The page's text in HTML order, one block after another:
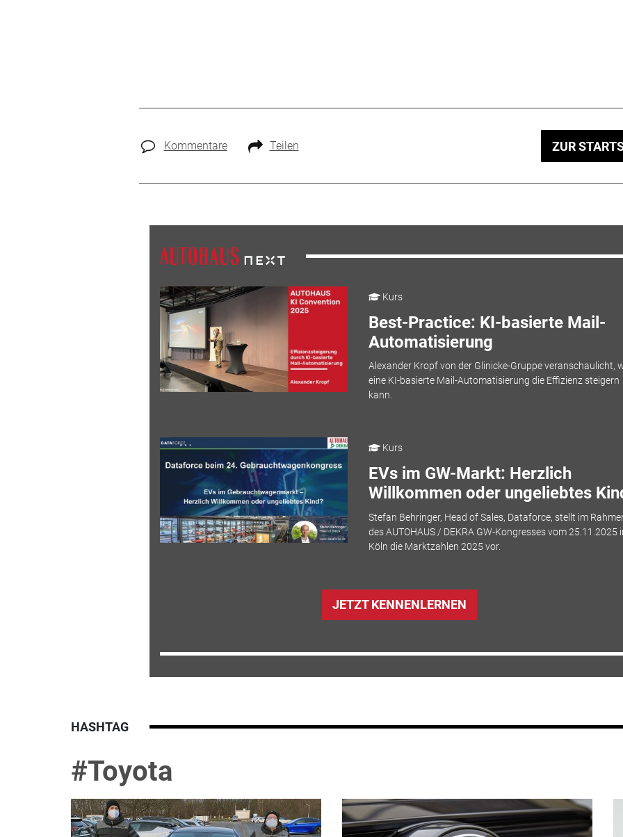
Kommentare Teilen ZUR
Kurs
Best-Practice: KI-basierte Mail-
Automatisierung
Alexander Kropf von der Glinicke-Gruppe veranschaulicht,
eine KI-basierte Mail-Automatisierung die Effizienz steigern
kann.
Kurs
EVs im GW-Markt: Herzlich
Willkommen oder ungeliebtes
Stefan Behringer, Head of Sales, Dataforce, stellt im
des AUTOHAUS / DEKRA GW-Kongresses vom 25.11.2025
Köln die Marktzahlen 2025 vor.
JETZT KENNENLERNEN
HASHTAG
#Toyota